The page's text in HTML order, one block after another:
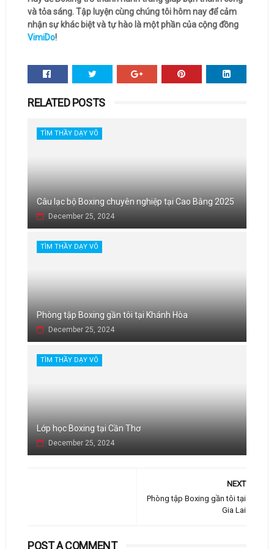
và tỏa sáng. Tập luyện cùng chúng tôi hôm nay để cảm
nhận sự khác biệt và tự hào là một phần của cộng đồng
VimiDo!
RELATED POSTS
TÌM THẦY DẠY VÕ
Câu lạc bộ Boxing chuyên nghiệp tại Cao Bằng 2025
December 25, 2024
TÌM THẦY DẠY VÕ
Phòng tập Boxing gần tôi tại Khánh Hòa
December 25, 2024
TÌM THẦY DẠY VÕ
Lớp học Boxing tại Cần Thơ
December 25, 2024
NEXT
Phòng tập Boxing gần tôi tại
Gia Lai
POST A COMMENT